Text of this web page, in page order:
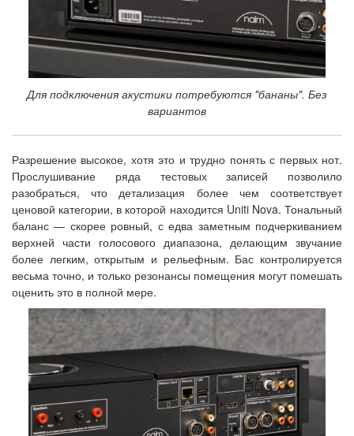
Для подключения акустики потребуются "бананы". Без
вариантов
Разрешение высокое, хотя это и трудно понять с первых нот.
Прослушивание ряда тестовых записей позволило
разобраться, что детализация более чем соответствует
ценовой категории, в которой находится Uniti Nova. Тональный
баланс — скорее ровный, с едва заметным подчеркиванием
верхней части голосового диапазона, делающим звучание
более легким, открытым и рельефным. Бас контролируется
весьма точно, и только резонансы помещения могут помешать
оценить это в полной мере.